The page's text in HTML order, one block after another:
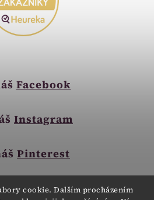
cookie. Dalším procházením
Facebook
Instagram
Pinterest